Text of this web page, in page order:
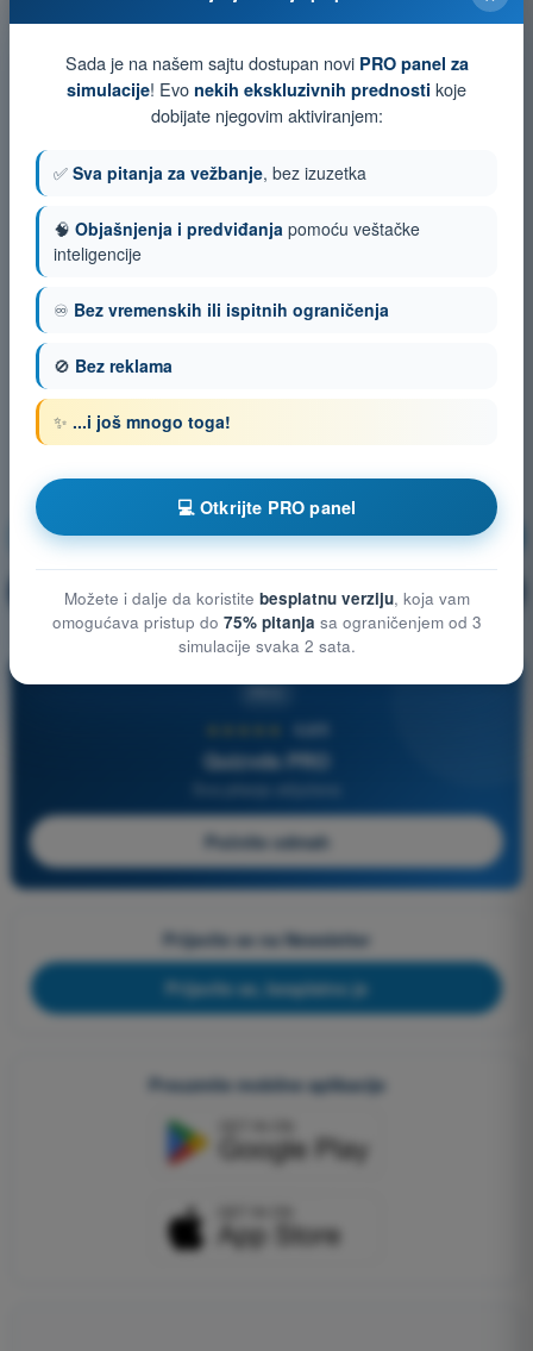
Navigacija Vežbanje!
🔒 PRO Objašnjenje pitanja
4,6/5
Quizvds PRO
Počnite odmah
Prijavite se na Newsletter
Prijavite se, besplatno je
Preuzmite mobilne aplikacije
Sada je na našem sajtu dostupan novi PRO panel za
simulacije! Evo nekih ekskluzivnih prednosti koje
dobijate njegovim aktiviranjem:
✅ Sva pitanja za vežbanje, bez izuzetka
🧠 Objašnjenja i predviđanja pomoću veštačke
inteligencije
♾️ Bez vremenskih ili ispitnih ograničenja
🚫 Bez reklama
✨ ...i još mnogo toga!
💻 Otkrijte PRO panel
Možete i dalje da koristite besplatnu verziju, koja vam
omogućava pristup do 75% pitanja sa ograničenjem od 3
simulacije svaka 2 sata.